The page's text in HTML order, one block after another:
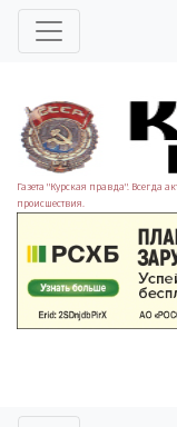
Газета "Курская правда". Всегда
происшествия.